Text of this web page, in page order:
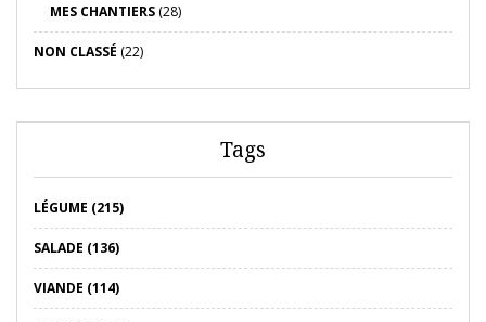
MES CHANTIERS (28)
NON CLASSÉ (22)
Tags
LÉGUME (215)
SALADE (136)
VIANDE (114)